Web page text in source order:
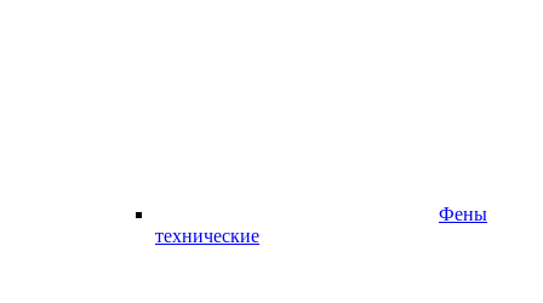
Фены
технические